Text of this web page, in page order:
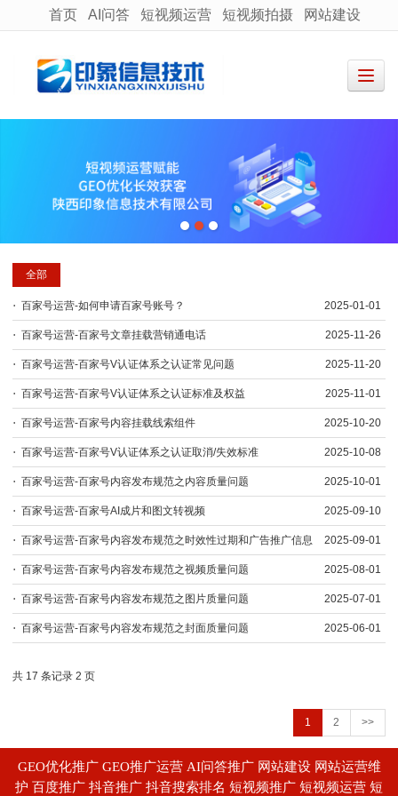
很遗憾，因您的浏览器版本过低导致无法获得最佳浏览体验，推荐下载安装谷歌浏览器！
首页 AI问答 短视频运营 短视频拍摄 网站建设
全部
2025-01-01
百家号运营-如何申请百家号账号？
2025-11-26
百家号运营-百家号文章挂载营销通电话
2025-11-20
百家号运营-百家号V认证体系之认证常见问题
2025-11-01
百家号运营-百家号V认证体系之认证标准及权益
2025-10-20
百家号运营-百家号内容挂载线索组件
2025-10-08
百家号运营-百家号V认证体系之认证取消/失效标准
2025-10-01
百家号运营-百家号内容发布规范之内容质量问题
2025-09-10
百家号运营-百家号AI成片和图文转视频
2025-09-01
百家号运营-百家号内容发布规范之时效性过期和广告推广信息
2025-08-01
百家号运营-百家号内容发布规范之视频质量问题
2025-07-01
百家号运营-百家号内容发布规范之图片质量问题
2025-06-01
百家号运营-百家号内容发布规范之封面质量问题
共 17 条记录 2 页
1 2 >>
GEO优化推广 GEO推广运营 AI问答推广 网站建设 网站运营维
护 百度推广 抖音推广 抖音搜索排名 短视频推广 短视频运营 短